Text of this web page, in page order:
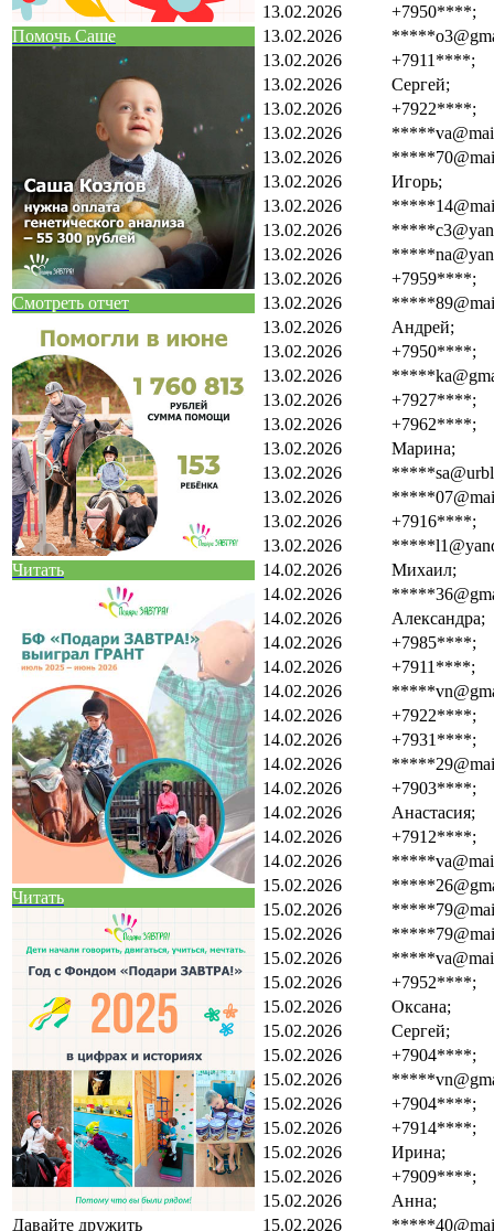
Помочь Саше
Смотреть отчет
Читать
Читать
Давайте дружить
13.02.2026
+7950****;
13.02.2026
13.02.2026
+7911****;
13.02.2026
Сергей;
13.02.2026
+7922****;
13.02.2026
13.02.2026
13.02.2026
Игорь;
13.02.2026
13.02.2026
13.02.2026
13.02.2026
+7959****;
13.02.2026
13.02.2026
Андрей;
13.02.2026
+7950****;
13.02.2026
13.02.2026
+7927****;
13.02.2026
+7962****;
13.02.2026
Марина;
13.02.2026
13.02.2026
13.02.2026
+7916****;
13.02.2026
14.02.2026
Михаил;
14.02.2026
14.02.2026
Александра;
14.02.2026
+7985****;
14.02.2026
+7911****;
14.02.2026
14.02.2026
+7922****;
14.02.2026
+7931****;
14.02.2026
14.02.2026
+7903****;
14.02.2026
Анастасия;
14.02.2026
+7912****;
14.02.2026
15.02.2026
15.02.2026
15.02.2026
15.02.2026
15.02.2026
+7952****;
15.02.2026
Оксана;
15.02.2026
Сергей;
15.02.2026
+7904****;
15.02.2026
15.02.2026
+7904****;
15.02.2026
+7914****;
15.02.2026
Ирина;
15.02.2026
+7909****;
15.02.2026
Анна;
15.02.2026